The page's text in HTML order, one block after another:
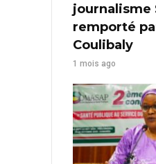
journalisme
remporté
Coulibaly
1 mois ago